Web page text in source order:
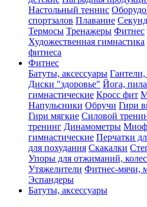
Настольный теннис
спортзалов Плавание
Термосы Тренажеры Фитнес
Художественная гимнастика
фитнеса
Фитнес
Батуты, аксессуары
Диски "здоровье" Йога,
гимнастические Кросс фит
Напульсники Обручи Гири
Гири мягкие Силовой
тренинг Динамометры
гимнастические Перчатки
для похудания Скакалки
Упоры для отжиманий,
Утяжелители Фитнес-мячи,
Эспандеры
Батуты, аксессуары